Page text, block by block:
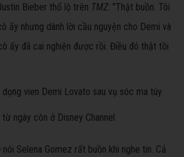
Bieber thổ lộ trên TMZ: "Thật buồn. Tôi
ấy nhưng dành lời cầu nguyện cho Demi và
ấy đã cai nghiện được rồi. Điều đó thật tồi
ngày còn ở Disney Channel.
nói Selena Gomez rất buồn khi nghe tin. Cả